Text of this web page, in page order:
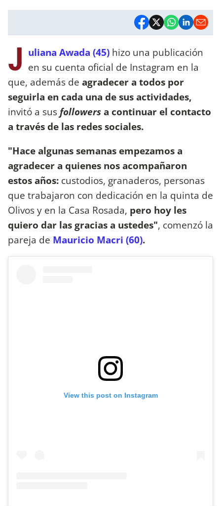
J uliana Awada (45) hizo una publicación
en su cuenta oficial de Instagram en la
que, además de agradecer a todos por
seguirla en cada una de sus actividades,
invitó a sus followersa continuar el contacto
a través de las redes sociales.
"Hace algunas semanas empezamos a
agradecer a quienes nos acompañaron
estos años: custodios, granaderos, personas
que trabajaron con dedicación en la quinta de
Olivos y en la Casa Rosada, pero hoy les
quiero dar las gracias a ustedes", comenzó la
pareja de Mauricio Macri (60).
View this post on Instagram